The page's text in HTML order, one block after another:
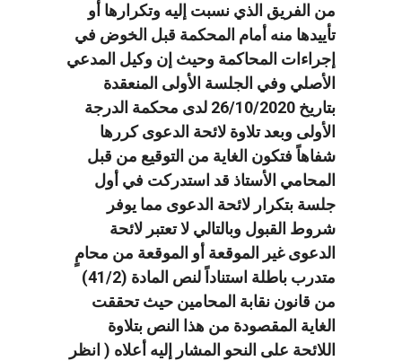
من الفريق الذي نسبت إليه وتكرارها أو
تأييدها منه أمام المحكمة قبل الخوض في
إجراءات المحاكمة وحيث إن وكيل المدعي
الأصلي وفي الجلسة الأولى المنعقدة
بتاريخ 26/10/2020 لدى محكمة الدرجة
الأولى وبعد تلاوة لائحة الدعوى كررها
شفاهاً فتكون الغاية من التوقيع من قبل
المحامي الأستاذ قد استدركت في أول
جلسة بتكرار لائحة الدعوى مما يوفر
شروط القبول وبالتالي لا تعتبر لائحة
الدعوى غير الموقعة أو الموقعة من محامٍ
متدرب باطلة استناداً لنص المادة (41/2)
من قانون نقابة المحامين حيث تحققت
الغاية المقصودة من هذا النص بتلاوة
اللائحة على النحو المشار إليه أعلاه ( انظر